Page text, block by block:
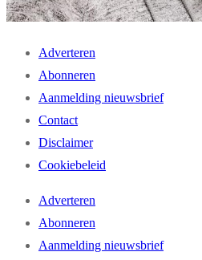
Adverteren
Abonneren
Aanmelding nieuwsbrief
Contact
Disclaimer
Cookiebeleid
Adverteren
Abonneren
Aanmelding nieuwsbrief